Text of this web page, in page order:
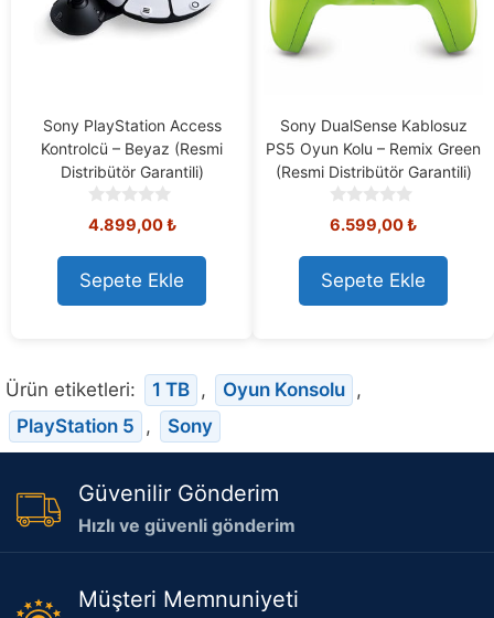
Sony PlayStation Access
Kontrolcü – Beyaz (Resmi
Distribütör Garantili)
0
o
u
t
o
f
4.899,00₺
Sepete Ekle
Sony DualSense Kablosuz
PS5 Oyun Kolu – Remix Green
(Resmi Distribütör Garantili)
0
o
u
t
o
f
6.599,00₺
Sepete Ekle
Ürün etiketleri: 1 TB , Oyun Konsolu ,
PlayStation 5
, Sony
Güvenilir Gönderim
Hızlı ve güvenli gönderim
Müşteri Memnuniyeti